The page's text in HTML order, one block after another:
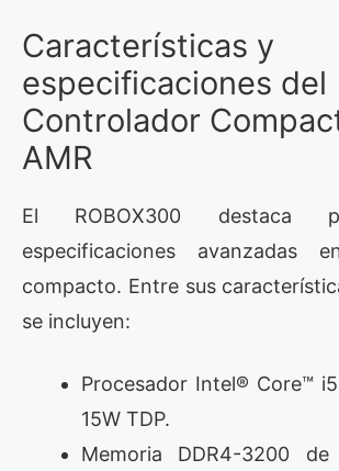
Características y
especificaciones del
Controlador
AMR
El ROBOX300 destaca
especificaciones avanzadas
compacto. Entre sus
se incluyen:
Procesador Intel® Core™
15W TDP.
Memoria DDR4-3200